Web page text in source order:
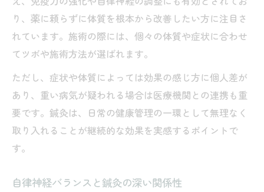
り、薬に頼らずに体質を根本から改善したい方に注目さ
れています。施術の際には、個々の体質や症状に合わせ
てツボや施術方法が選ばれます。
ただし、症状や体質によっては効果の感じ方に個人差が
あり、重い病気が疑われる場合は医療機関との連携も重
要です。鍼灸は、日常の健康管理の一環として無理なく
取り入れることが継続的な効果を実感するポイントで
す。
自律神経バランスと鍼灸の深い関係性